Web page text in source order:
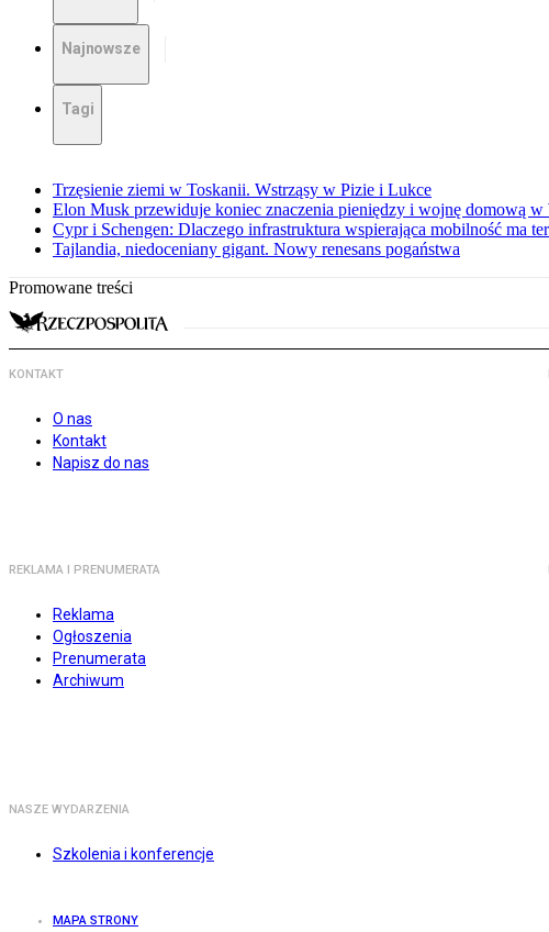
Najnowsze
Tagi
Trzęsienie ziemi w Toskanii. Wstrząsy w Pizie i Lukce
Elon Musk przewiduje koniec znaczenia pieniędzy i wojnę domową
Cypr i Schengen: Dlaczego infrastruktura wspierająca mobilność ma
Tajlandia, niedoceniany gigant. Nowy renesans pogaństwa
Promowane treści
KONTAKT
O nas
Kontakt
Napisz do nas
REKLAMA I PRENUMERATA
Reklama
Ogłoszenia
Prenumerata
Archiwum
NASZE WYDARZENIA
Szkolenia i konferencje
MAPA STRONY